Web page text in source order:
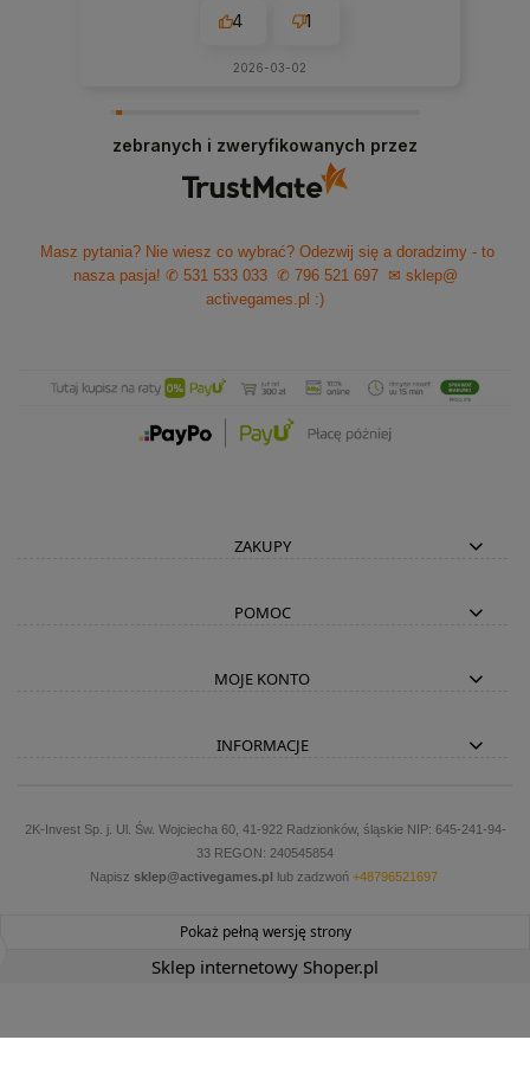
zawsze można liczyć na szybką pomoc czy
konsultacje i rzeczową rade. Polecam z
4 1
2026-03-02
zebranych i zweryfikowanych przez
Masz pytania? Nie wiesz co wybrać? Odezwij się a doradzimy - to
nasza pasja! ✆ 531 533 033 ✆ 796 521 697
✉ sklep@
activegames.pl :)
ZAKUPY
POMOC
MOJE KONTO
INFORMACJE
2K-Invest Sp. j. Ul. Św. Wojciecha 60, 41-922 Radzionków, śląskie NIP: 645-241-94-
33 REGON: 240545854
Napisz sklep@activegames.pl lub zadzwoń +48796521697
Pokaż pełną wersję strony
Sklep internetowy Shoper.pl